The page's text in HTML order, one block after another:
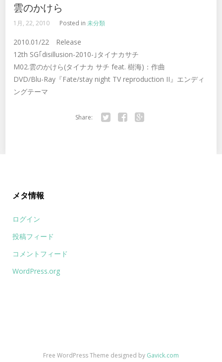
雲のかけら
1月, 22, 2010 Posted in未分類
2010.01/22 Release
12th SG｢disillusion-2010-｣タイナカサチ
M02.雲のかけら(タイナカ サチ feat. 樹海)：作曲
DVD/Blu-Ray『Fate/stay night TV reproduction II』エンディ
ングテーマ
Share:
メタ情報
ログイン
投稿フィード
コメントフィード
WordPress.org
Free WordPress Theme designed by Gavick.com